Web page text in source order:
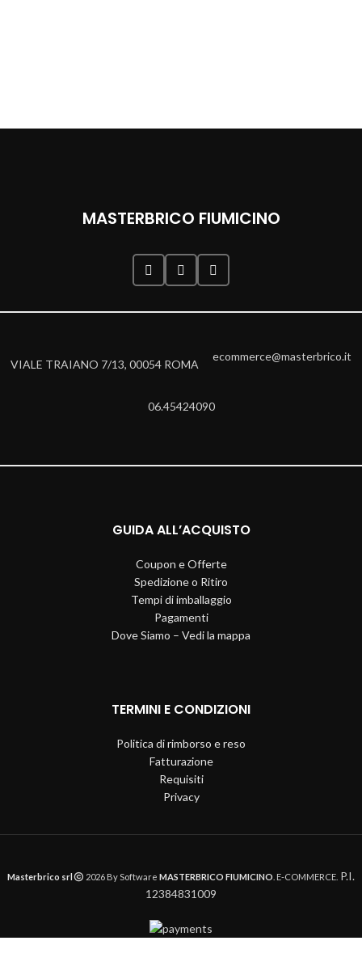
MASTERBRICO FIUMICINO
VIALE TRAIANO 7/13, 00054 ROMA
ecommerce@masterbrico.it
06.45424090
GUIDA ALL’ACQUISTO
Coupon e Offerte
Spedizione o Ritiro
Tempi di imballaggio
Pagamenti
Dove Siamo – Vedi la mappa
TERMINI E CONDIZIONI
Politica di rimborso e reso
Fatturazione
Requisiti
Privacy
Masterbrico srl 2026 By Software MASTERBRICO FIUMICINO . E-COMMERCE. P.I.
12384831009